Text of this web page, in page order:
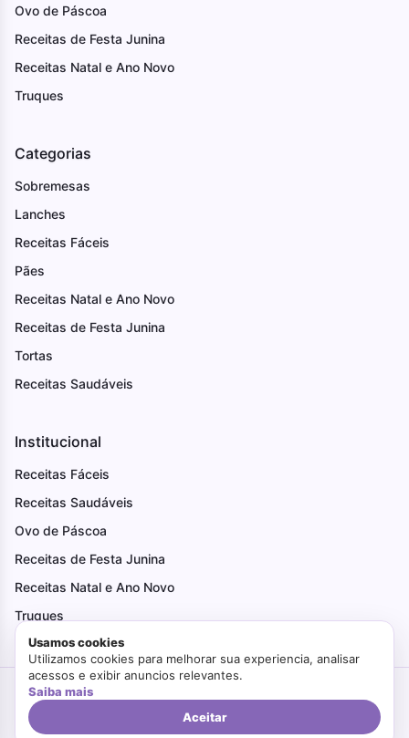
Ovo de Páscoa
Receitas de Festa Junina
Receitas Natal e Ano Novo
Truques
Categorias
Sobremesas
Lanches
Receitas Fáceis
Pães
Receitas Natal e Ano Novo
Receitas de Festa Junina
Tortas
Receitas Saudáveis
Institucional
Receitas Fáceis
Receitas Saudáveis
Ovo de Páscoa
Receitas de Festa Junina
Receitas Natal e Ano Novo
Truques
Criado com Amor
Politica de PrivacidadeTermos de Uso
Usamos cookies
Utilizamos cookies para melhorar sua experiencia, analisar
acessos e exibir anuncios relevantes.
Saiba mais
Aceitar